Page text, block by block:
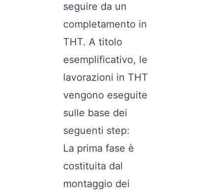
seguire da un
completamento in
THT. A titolo
esemplificativo, le
lavorazioni in THT
vengono eseguite
sulle base dei
seguenti step:
La prima fase è
costituita dal
montaggio dei